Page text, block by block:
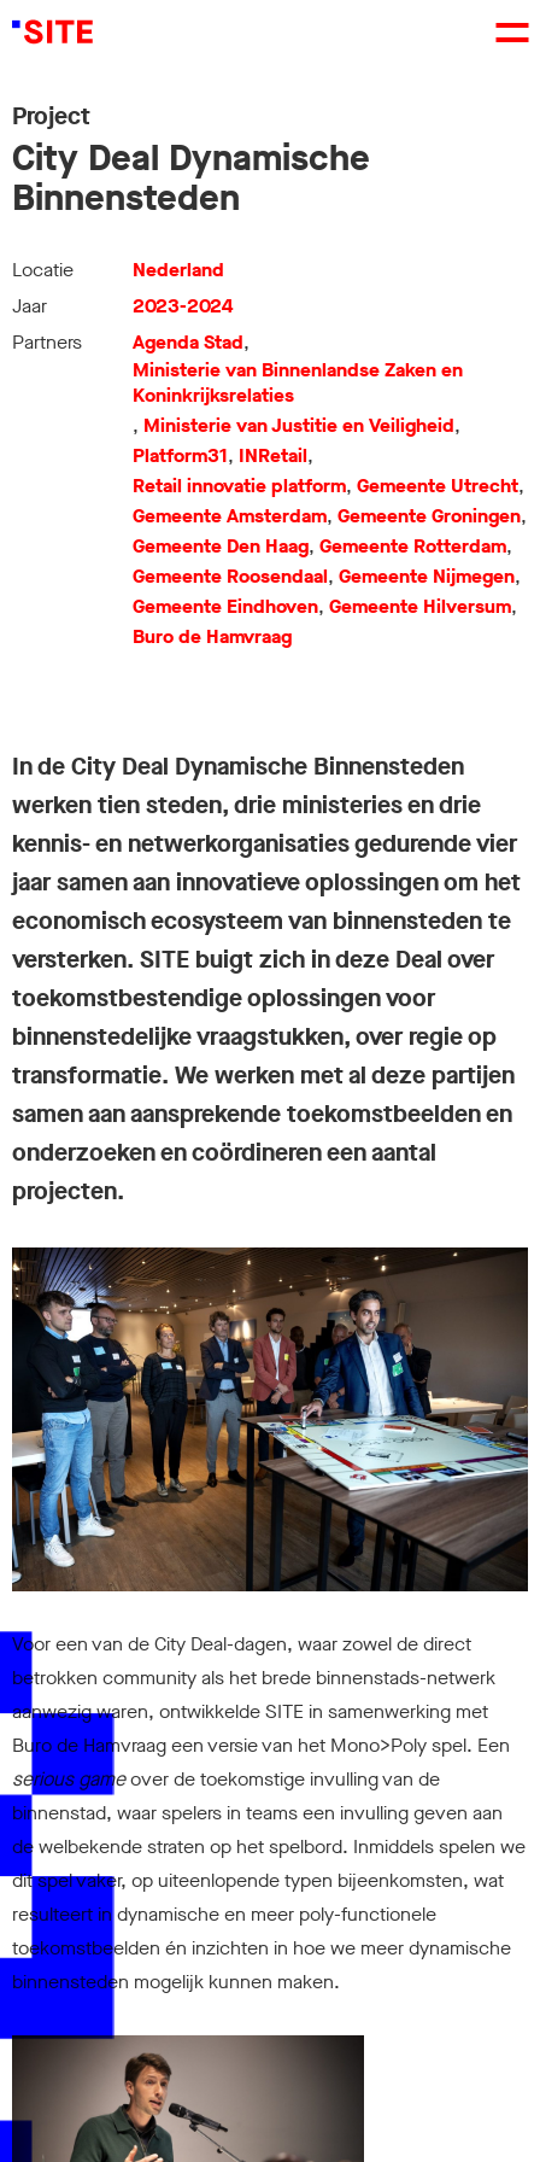
Project
City Deal Dynamische
Binnensteden
Locatie
Nederland
Jaar
2023-2024
Partners
Agenda Stad,
Ministerie van Binnenlandse Zaken en
Koninkrijksrelaties
, Ministerie van Justitie en Veiligheid,
Platform31, INRetail,
Retail innovatie platform, Gemeente Utrecht,
Gemeente Amsterdam, Gemeente Groningen,
Gemeente Den Haag, Gemeente Rotterdam,
Gemeente Roosendaal, Gemeente Nijmegen,
Gemeente Eindhoven, Gemeente Hilversum,
Buro de Hamvraag
In de City Deal Dynamische Binnensteden
werken tien steden, drie ministeries en drie
kennis- en netwerkorganisaties gedurende vier
jaar samen aan innovatieve oplossingen om het
economisch ecosysteem van binnensteden te
versterken. SITE buigt zich in deze Deal over
toekomstbestendige oplossingen voor
binnenstedelijke vraagstukken, over regie op
transformatie. We werken met al deze partijen
samen aan aansprekende toekomstbeelden en
onderzoeken en coördineren een aantal
projecten.
Voor een van de City Deal-dagen, waar zowel de direct
betrokken community als het brede binnenstads-netwerk
aanwezig waren, ontwikkelde SITE in samenwerking met
Buro de Hamvraag een versie van het Mono>Poly spel. Een
serious gameover de toekomstige invulling van de
binnenstad, waar spelers in teams een invulling geven aan
de welbekende straten op het spelbord. Inmiddels spelen we
dit spel vaker, op uiteenlopende typen bijeenkomsten, wat
resulteert in dynamische en meer poly-functionele
toekomstbeelden én inzichten in hoe we meer dynamische
binnensteden mogelijk kunnen maken.